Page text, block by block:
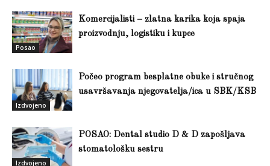
Posao
Komercijalisti – zlatna karika koja spaja
proizvodnju, logistiku i kupce
Izdvojeno
Počeo program besplatne obuke i stručnog
usavršavanja njegovatelja/ica u SBK/KSB
Izdvojeno
POSAO: Dental studio D & D zapošljava
stomatološku sestru